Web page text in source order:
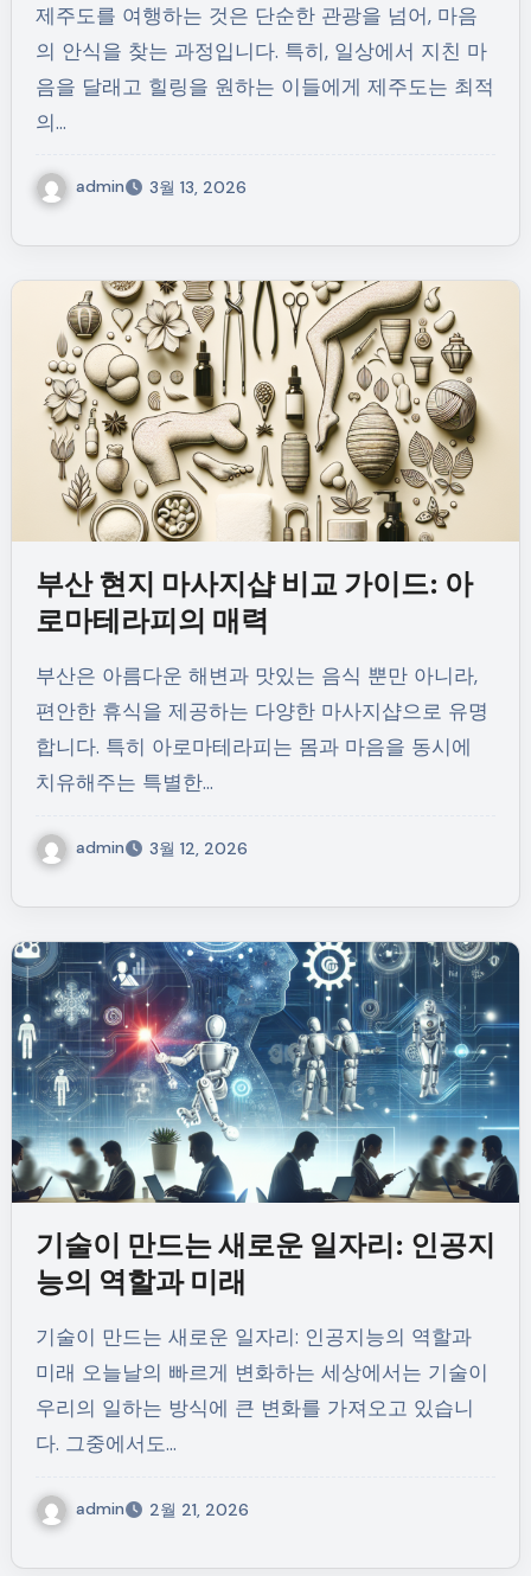
제주도를 여행하는 것은 단순한 관광을 넘어, 마음
의 안식을 찾는 과정입니다. 특히, 일상에서 지친 마
음을 달래고 힐링을 원하는 이들에게 제주도는 최적
의…
admin 3월 13, 2026
부산 현지 마사지샵 비교 가이드: 아
로마테라피의 매력
부산은 아름다운 해변과 맛있는 음식 뿐만 아니라,
편안한 휴식을 제공하는 다양한 마사지샵으로 유명
합니다. 특히 아로마테라피는 몸과 마음을 동시에
치유해주는 특별한…
admin 3월 12, 2026
기술이 만드는 새로운 일자리: 인공지
능의 역할과 미래
기술이 만드는 새로운 일자리: 인공지능의 역할과
미래 오늘날의 빠르게 변화하는 세상에서는 기술이
우리의 일하는 방식에 큰 변화를 가져오고 있습니
다. 그중에서도…
admin 2월 21, 2026